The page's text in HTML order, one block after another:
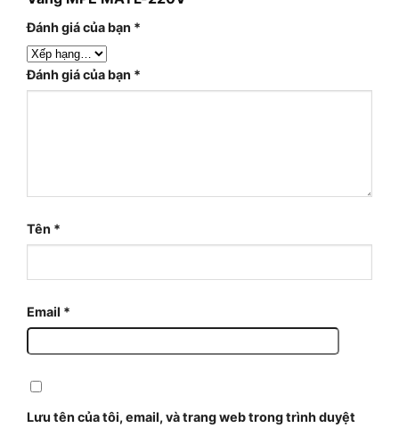
Đánh giá của bạn *
Đánh giá của bạn *
Tên *
Email *
Lưu tên của tôi, email, và trang web trong trình duyệt